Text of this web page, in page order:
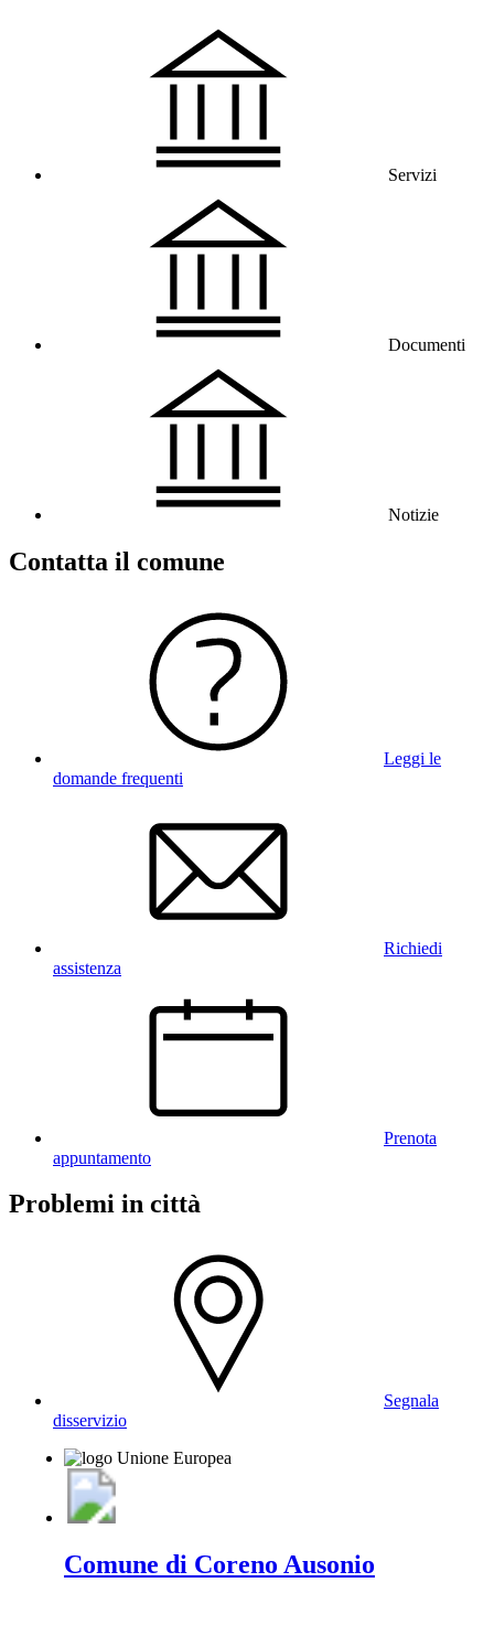
Servizi
Documenti
Notizie
Contatta il comune
Leggi le
domande frequenti
Richiedi
assistenza
Prenota
appuntamento
Problemi in città
Segnala
disservizio
Comune di Coreno Ausonio